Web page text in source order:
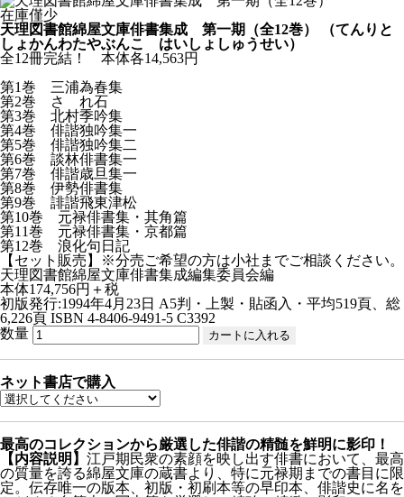
在庫僅少
天理図書館綿屋文庫俳書集成 第一期（全12巻）
（てんりと
しょかんわたやぶんこ はいしょしゅうせい）
全12冊完結！ 本体各14,563円
第1巻 三浦為春集
第2巻 さゞれ石
第3巻 北村季吟集
第4巻 俳諧独吟集一
第5巻 俳諧独吟集二
第6巻 談林俳書集一
第7巻 俳諧歳旦集一
第8巻 伊勢俳書集
第9巻 誹諧飛東津松
第10巻 元禄俳書集・其角篇
第11巻 元禄俳書集・京都篇
第12巻 浪化句日記
【セット販売】※分売ご希望の方は小社までご相談ください。
天理図書館綿屋文庫俳書集成編集委員会編
本体174,756円＋税
初版発行:1994年4月23日 A5判・上製・貼函入・平均519頁、総
6,226頁 ISBN 4-8406-9491-5 C3392
数量
ネット書店で購入
最高のコレクションから厳選した俳諧の精髄を鮮明に影印！
【内容説明】 江戸期民衆の素顔を映し出す俳書において、最高
の質量を誇る綿屋文庫の蔵書より、特に元禄期までの書目に限
定。伝存唯一の版本、初版・初刷本等の早印本、俳諧史に名を